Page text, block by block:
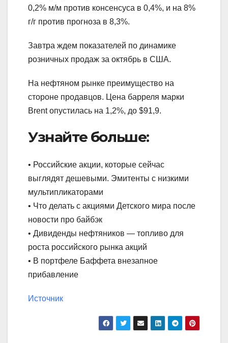
0,2% м/м против консенсуса в 0,4%, и на 8%
г/г против прогноза в 8,3%.
Завтра ждем показателей по динамике
розничных продаж за октябрь в США.
На нефтяном рынке преимущество на
стороне продавцов. Цена барреля марки
Brent опустилась на 1,2%, до $91,9.
Узнайте больше:
• Российские акции, которые сейчас
выглядят дешевыми. Эмитенты с низкими
мультипликаторами
• Что делать с акциями Детского мира после
новости про байбэк
• Дивиденды нефтяников — топливо для
роста российского рынка акций
• В портфеле Баффета внезапное
прибавление
Источник